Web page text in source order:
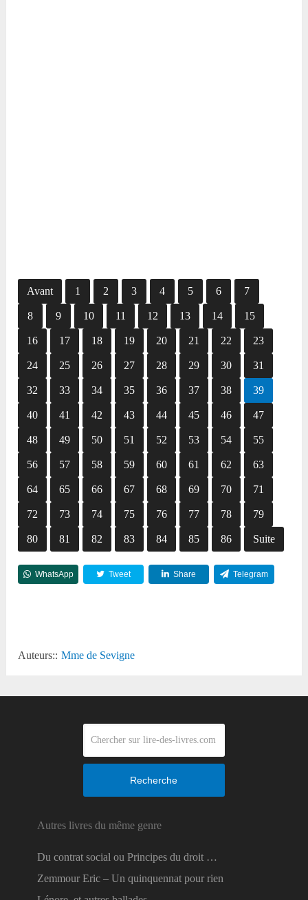
Avant 1 2 3 4 5 6 7
8 9 10 11 12 13 14 15
16 17 18 19 20 21 22 23
24 25 26 27 28 29 30 31
32 33 34 35 36 37 38 39
40 41 42 43 44 45 46 47
48 49 50 51 52 53 54 55
56 57 58 59 60 61 62 63
64 65 66 67 68 69 70 71
72 73 74 75 76 77 78 79
80 81 82 83 84 85 86 Suite
WhatsApp Tweet Share Telegram
Auteurs:: Mme de Sevigne
Recherche
Autres livres du même genre
Du contrat social ou Principes du droit …
Zemmour Eric – Un quinquennat pour rien